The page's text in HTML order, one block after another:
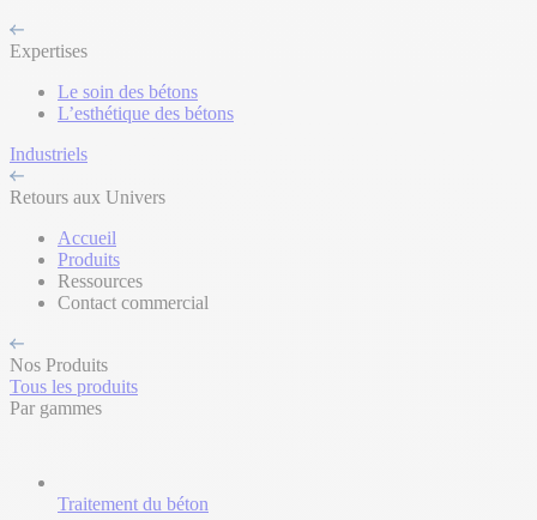
Expertises
Le soin des bétons
L’esthétique des bétons
Industriels
Retours aux Univers
Accueil
Produits
Ressources
Contact commercial
Nos Produits
Tous les produits
Par gammes
Traitement du béton